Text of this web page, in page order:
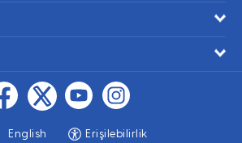
English Erişilebilirlik